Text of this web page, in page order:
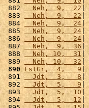
882
  Neh,  9,  22
883
  Neh,  9,  22
884
  Neh,  9,  24
885
  Neh,  9,  24
|
886
  Neh,  9,  24
887
  Neh,  9,  36
|
888
  Neh, 10,  31
|
889
  Neh, 10,  32
890 EstGr,  4,   9
891
  Jdt,  3,   8
892
  Jdt,  5,   9
893
  Jdt,  5,  10
|
894
  Jdt,  5,  12
|